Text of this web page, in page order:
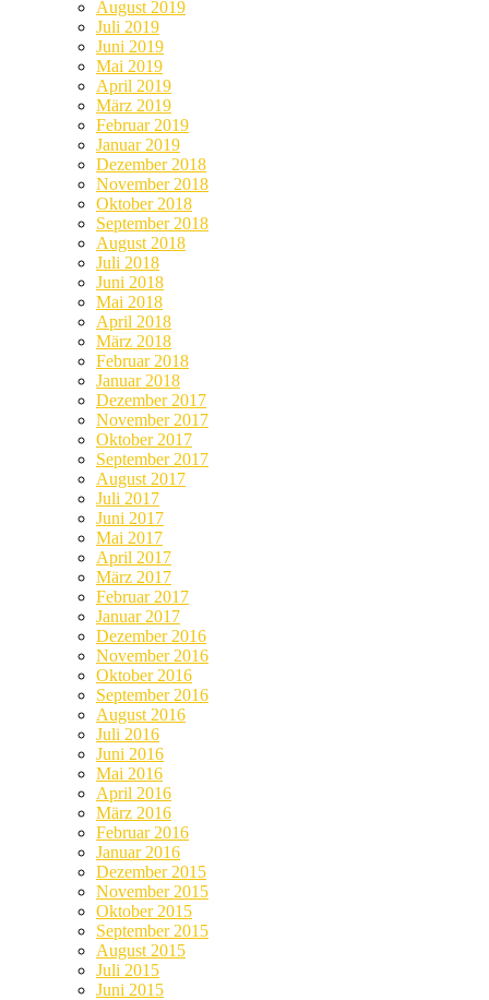
August 2019
Juli 2019
Juni 2019
Mai 2019
April 2019
März 2019
Februar 2019
Januar 2019
Dezember 2018
November 2018
Oktober 2018
September 2018
August 2018
Juli 2018
Juni 2018
Mai 2018
April 2018
März 2018
Februar 2018
Januar 2018
Dezember 2017
November 2017
Oktober 2017
September 2017
August 2017
Juli 2017
Juni 2017
Mai 2017
April 2017
März 2017
Februar 2017
Januar 2017
Dezember 2016
November 2016
Oktober 2016
September 2016
August 2016
Juli 2016
Juni 2016
Mai 2016
April 2016
März 2016
Februar 2016
Januar 2016
Dezember 2015
November 2015
Oktober 2015
September 2015
August 2015
Juli 2015
Juni 2015